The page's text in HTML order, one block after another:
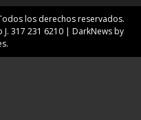
los derechos reservados.
317 231 6210 | DarkNewsby